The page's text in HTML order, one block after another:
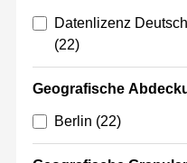
Datenlizenz
(22)
Geografische
Berlin (22)